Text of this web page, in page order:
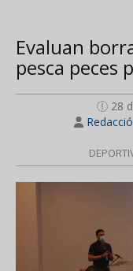
Evaluan
pesca peces
28